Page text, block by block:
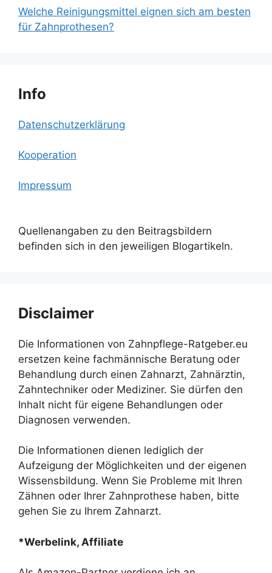
Welche Reinigungsmittel eignen sich am besten
für Zahnprothesen?
Info
Datenschutzerklärung
Kooperation
Impressum
Quellenangaben zu den Beitragsbildern
befinden sich in den jeweiligen Blogartikeln.
Disclaimer
Die Informationen von Zahnpflege-Ratgeber.eu
ersetzen keine fachmännische Beratung oder
Behandlung durch einen Zahnarzt, Zahnärztin,
Zahntechniker oder Mediziner. Sie dürfen den
Inhalt nicht für eigene Behandlungen oder
Diagnosen verwenden.
Die Informationen dienen lediglich der
Aufzeigung der Möglichkeiten und der eigenen
Wissensbildung. Wenn Sie Probleme mit Ihren
Zähnen oder Ihrer Zahnprothese haben, bitte
gehen Sie zu Ihrem Zahnarzt.
*Werbelink, Affiliate